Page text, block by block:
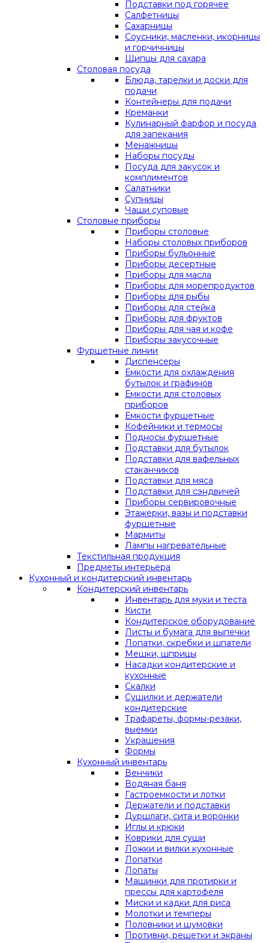
Подставки под горячее
Салфетницы
Сахарницы
Соусники, масленки, икорницы
и горчичницы
Щипцы для сахара
Столовая посуда
Блюда, тарелки и доски для
подачи
Контейнеры для подачи
Креманки
Кулинарный фарфор и посуда
для запекания
Менажницы
Наборы посуды
Посуда для закусок и
комплиментов
Салатники
Супницы
Чаши суповые
Столовые приборы
Приборы столовые
Наборы столовых приборов
Приборы бульонные
Приборы десертные
Приборы для масла
Приборы для морепродуктов
Приборы для рыбы
Приборы для стейка
Приборы для фруктов
Приборы для чая и кофе
Приборы закусочные
Фуршетные линии
Диспенсеры
Емкости для охлаждения
бутылок и графинов
Емкости для столовых
приборов
Емкости фуршетные
Кофейники и термосы
Подносы фуршетные
Подставки для бутылок
Подставки для вафельных
стаканчиков
Подставки для мяса
Подставки для сэндвичей
Приборы сервировочные
Этажерки, вазы и подставки
фуршетные
Мармиты
Лампы нагревательные
Текстильная продукция
Предметы интерьера
Кухонный и кондитерский инвентарь
Кондитерский инвентарь
Инвентарь для муки и теста
Кисти
Кондитерское оборудование
Листы и бумага для выпечки
Лопатки, скребки и шпатели
Мешки, шприцы
Насадки кондитерские и
кухонные
Скалки
Сушилки и держатели
кондитерские
Трафареты, формы-резаки,
выемки
Украшения
Формы
Кухонный инвентарь
Венчики
Водяная баня
Гастроемкости и лотки
Держатели и подставки
Дуршлаги, сита и воронки
Иглы и крюки
Коврики для суши
Ложки и вилки кухонные
Лопатки
Лопаты
Машинки для протирки и
прессы для картофеля
Миски и кадки для риса
Молотки и темперы
Половники и шумовки
Противни, решетки и экраны